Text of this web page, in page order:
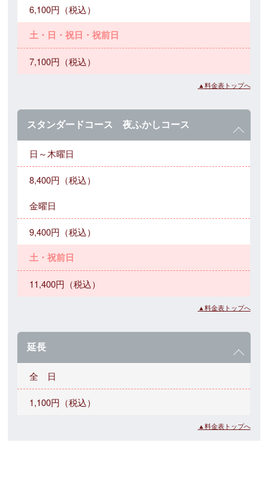
6,100円（税込）
土・日・祝日・祝前日
7,100円（税込）
▲料金表トップへ
スタンダードコース 夜ふかしコース
日～木曜日
8,400円（税込）
金曜日
9,400円（税込）
土・祝前日
11,400円（税込）
▲料金表トップへ
延長
全 日
1,100円（税込）
▲料金表トップへ